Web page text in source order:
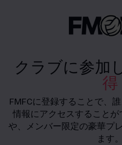
クラブに参加
得
FMFCに登録することで、誰
情報にアクセスすること
や、メンバー限定の豪華プ
ます。